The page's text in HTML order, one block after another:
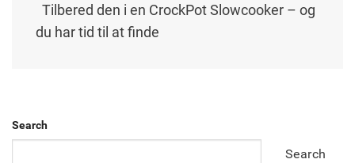
Tilbered den i en CrockPot Slowcooker – og
du har tid til at finde
Search
Search